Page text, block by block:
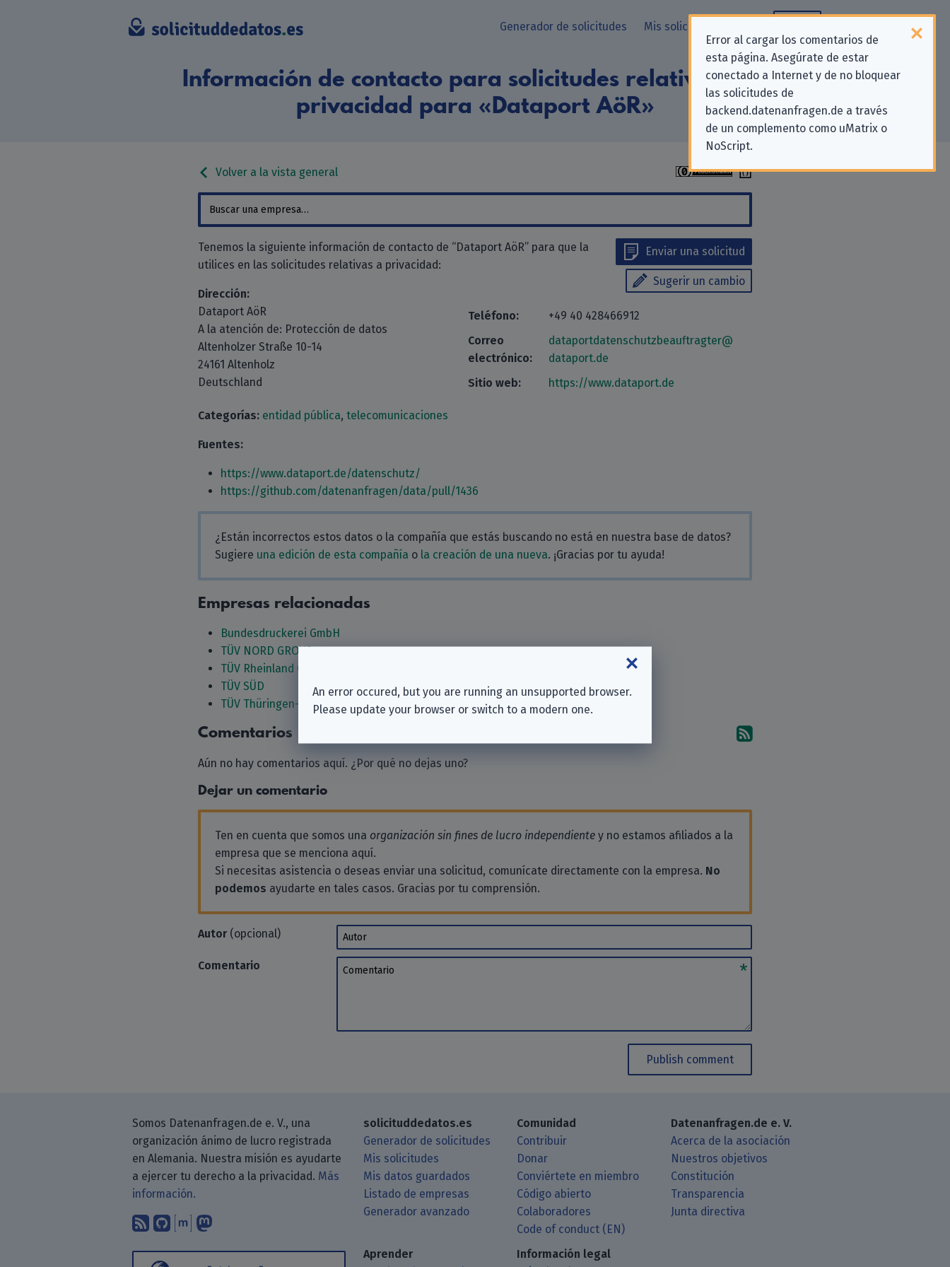
Error al cargar los comentarios de
esta página. Asegúrate de estar
conectado a Internet y de no bloquear
las solicitudes de
backend.datenanfragen.de a través
de un complemento como uMatrix o
NoScript.
Generador de solicitudes Mis solicitudes
Información de contacto para solicitudes relativas a la
privacidad para «Dataport AöR»
Volver a la vista general
Enviar una solicitud
Sugerir un cambio
Tenemos la siguiente información de contacto de “Dataport AöR” para que la
utilices en las solicitudes relativas a privacidad:
Dirección:
Dataport AöR
A la atención de: Protección de datos
Altenholzer Straße 10-14
24161 Altenholz
Deutschland
Teléfono:
+49 40 428466912
Correo
electrónico:
dataportdatenschutzbeauftragter@
dataport.de
Sitio web:
https://www.dataport.de
Categorías: entidad pública, telecomunicaciones
Fuentes:
https://www.dataport.de/datenschutz/
https://github.com/datenanfragen/data/pull/1436
¿Están incorrectos estos datos o la compañía que estás buscando no está en nuestra base de datos?
Sugiere una edición de esta compañía o la creación de una nueva. ¡Gracias por tu ayuda!
Empresas relacionadas
Bundesdruckerei GmbH
TÜV NORD GROUP
TÜV Rheinland Group
TÜV SÜD
TÜV Thüringen-Gruppe
Comentarios Suscríbete a los
Aún no hay comentarios aquí. ¿Por qué no dejas uno?
Dejar un comentario
Ten en cuenta que somos una organización sin fines de lucro independiente y no estamos afiliados a la
empresa que se menciona aquí.
Si necesitas asistencia o deseas enviar una solicitud, comunícate directamente con la empresa. No
podemos ayudarte en tales casos. Gracias por tu comprensión.
Autor(opcional) Autor
Comentario Comentario
Publish comment
Somos Datenanfragen.de e. V., una
organización ánimo de lucro registrada
en Alemania. Nuestra misión es ayudarte
a ejercer tu derecho a la privacidad. Más
información.
Suscríbete a nuestro blog a través de tu lector de RSS
Encuéntranos en GitHub
Encuéntranos en Matrix
Sígenos en Mastodon
solicituddedatos.es
Generador de solicitudes
Mis solicitudes
Mis datos guardados
Listado de empresas
Generador avanzado
Comunidad
Contribuir
Donar
Conviértete en miembro
Código abierto
Colaboradores
Code of conduct (EN)
Datenanfragen.de e. V.
Acerca de la asociación
Nuestros objetivos
Constitución
Transparencia
Junta directiva
Aprender
Información legal
An error occured, but you are running an unsupported browser.
Please update your browser or switch to a modern one.